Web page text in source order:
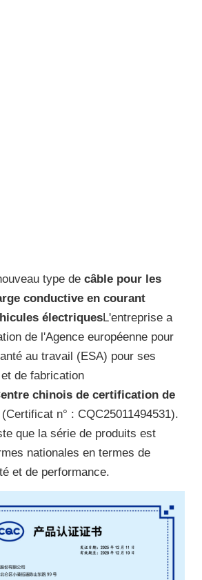
type de câble pour les
conductive en courant
électriquesL'entreprise a
de l'Agence européenne pour
au travail (ESA) pour ses
de fabrication
chinois de certification de
(Certificat n° : CQC25011494531).
que la série de produits est
nationales en termes de
et de performance.